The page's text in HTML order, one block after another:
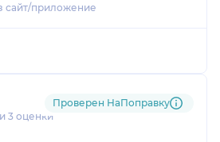
сайт/приложение
и 3 оценки
Проверен НаПоправку